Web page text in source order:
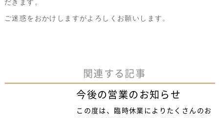
だきます。
ご迷惑をおかけしますがよろしくお願いします。
関連する記事
今後の営業のお知らせ
この度は、臨時休業によりたくさんのお